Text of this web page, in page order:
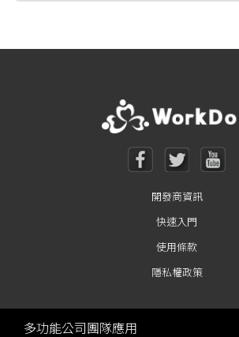
開發商資訊
快速入門
使用條款
隱私權政策
多功能公司團隊應用